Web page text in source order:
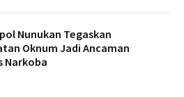
Nunukan Tegaskan
Oknum Jadi Ancaman
Narkoba